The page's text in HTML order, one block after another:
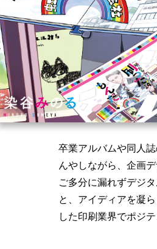
卒業アルバムや同人
んやしながら、企画
ご多分に漏れずデジ
と、アイディアを凝
した印刷業界でポジ